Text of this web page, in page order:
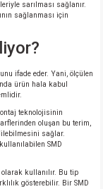
sarılması sağlanır.
sağlanması için
ifade eder. Yani, ölçülen
ürün hala kabul
teknolojisinin
oluşan bu terim,
sağlar.
SMD
kullanılır. Bu tip
gösterebilir. Bir SMD